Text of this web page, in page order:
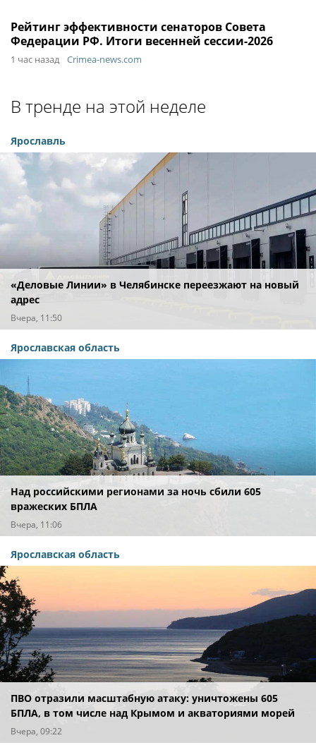
Рейтинг эффективности сенаторов Совета
Федерации РФ. Итоги весенней сессии-2026
1 час назад Crimea-news.com
В тренде на этой неделе
Ярославль
«Деловые Линии» в Челябинске переезжают на новый
адрес
Вчера, 11:50
Ярославская область
Над российскими регионами за ночь сбили 605
вражеских БПЛА
Вчера, 11:06
Ярославская область
ПВО отразили масштабную атаку: уничтожены 605
БПЛА, в том числе над Крымом и акваториями морей
Вчера, 09:22